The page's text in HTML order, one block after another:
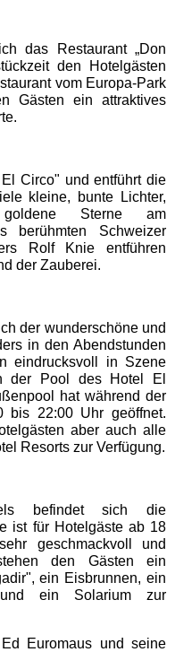
das Restaurant „Don
den Hotelgästen
vom Europa-Park
Gästen ein attraktives
Circo" und entführt die
kleine, bunte Lichter,
goldene Sterne am
berühmten Schweizer
Rolf Knie entführen
der Zauberei.
der wunderschöne und
in den Abendstunden
eindrucksvoll in Szene
der Pool des Hotel El
hat während der
bis 22:00 Uhr geöffnet.
aber auch alle
Resorts zur Verfügung.
befindet sich die
ist für Hotelgäste ab 18
geschmackvoll und
den Gästen ein
ein Eisbrunnen, ein
und ein Solarium zur
Euromaus und seine